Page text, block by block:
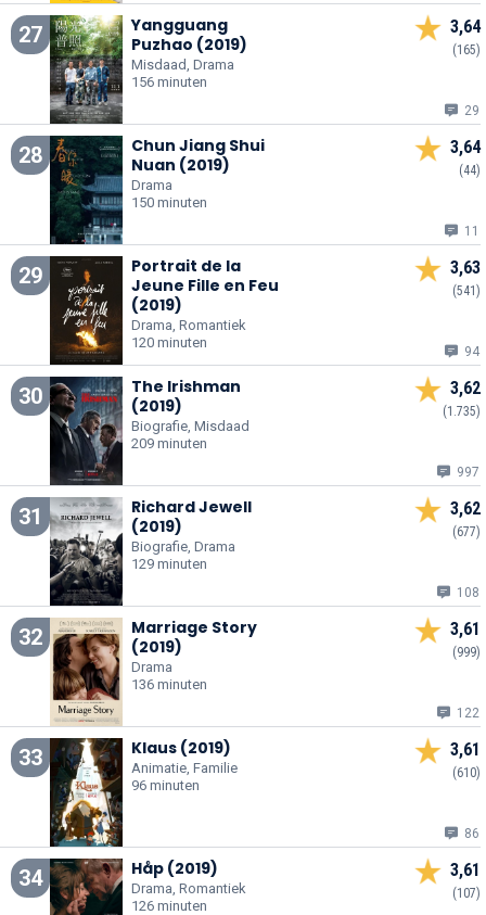
27
Yangguang
Puzhao (2019)
Misdaad, Drama
156 minuten
3,64
(165)
29
28
Chun Jiang Shui
Nuan (2019)
Drama
150 minuten
3,64
(44)
11
29
Portrait de la
Jeune Fille en Feu
(2019)
Drama, Romantiek
120 minuten
3,63
(541)
94
30
The Irishman
(2019)
Biografie, Misdaad
209 minuten
3,62
(1.735)
997
31
Richard Jewell
(2019)
Biografie, Drama
129 minuten
3,62
(677)
108
32
Marriage Story
(2019)
Drama
136 minuten
3,61
(999)
122
33 Klaus (2019)
Animatie, Familie
96 minuten
3,61
(610)
86
34 Håp (2019)
Drama, Romantiek
126 minuten
3,61
(107)